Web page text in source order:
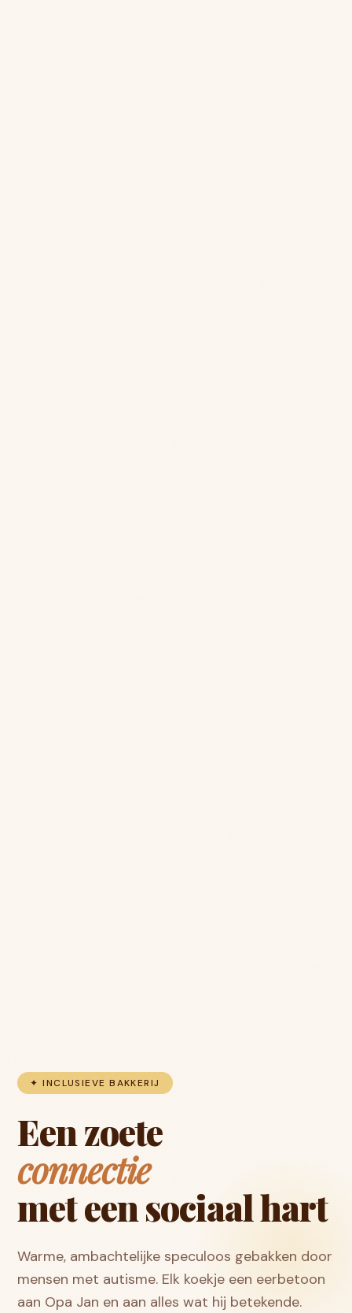
✦ INCLUSIEVE BAKKERIJ
Een zoete
connectie
met een sociaal hart
Warme, ambachtelijke speculoos gebakken door
mensen met autisme. Elk koekje een eerbetoon
aan Opa Jan en aan alles wat hij betekende.